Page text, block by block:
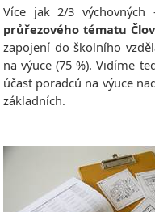
Více jak 2/3
průřezového tématu
zapojení do školního
na výuce (75 %). Vidíme
účast poradců na výuce
základních.